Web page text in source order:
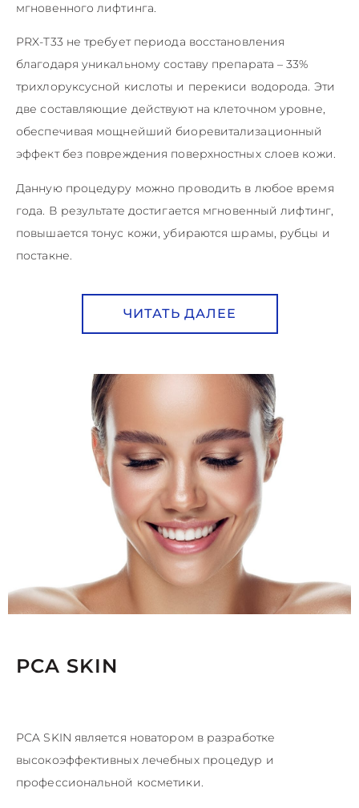
мгновенного лифтинга.
PRX-T33 не требует периода восстановления
благодаря уникальному составу препарата – 33%
трихлоруксусной кислоты и перекиси водорода. Эти
две составляющие действуют на клеточном уровне,
обеспечивая мощнейший биоревитализационный
эффект без повреждения поверхностных слоев кожи.
Данную процедуру можно проводить в любое время
года. В результате достигается мгновенный лифтинг,
повышается тонус кожи, убираются шрамы, рубцы и
постакне.
ЧИТАТЬ ДАЛЕЕ
PCA SKIN
PCA SKIN является новатором в разработке
высокоэффективных лечебных процедур и
профессиональной косметики.